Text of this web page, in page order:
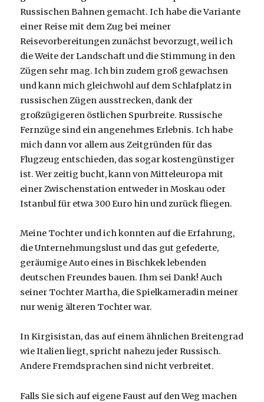
Russischen Bahnen gemacht. Ich habe die Variante
einer Reise mit dem Zug bei meiner
Reisevorbereitungen zunächst bevorzugt, weil ich
die Weite der Landschaft und die Stimmung in den
Zügen sehr mag. Ich bin zudem groß gewachsen
und kann mich gleichwohl auf dem Schlafplatz in
russischen Zügen ausstrecken, dank der
großzügigeren östlichen Spurbreite. Russische
Fernzüge sind ein angenehmes Erlebnis. Ich habe
mich dann vor allem aus Zeitgründen für das
Flugzeug entschieden, das sogar kostengünstiger
ist. Wer zeitig bucht, kann von Mitteleuropa mit
einer Zwischenstation entweder in Moskau oder
Istanbul für etwa 300 Euro hin und zurück fliegen.
Meine Tochter und ich konnten auf die Erfahrung,
die Unternehmungslust und das gut gefederte,
geräumige Auto eines in Bischkek lebenden
deutschen Freundes bauen. Ihm sei Dank! Auch
seiner Tochter Martha, die Spielkameradin meiner
nur wenig älteren Tochter war.
In Kirgisistan, das auf einem ähnlichen Breitengrad
wie Italien liegt, spricht nahezu jeder Russisch.
Andere Fremdsprachen sind nicht verbreitet.
Falls Sie sich auf eigene Faust auf den Weg machen